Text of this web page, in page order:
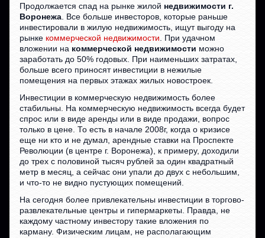
Продолжается спад на рынке жилой недвижимости г.
Воронежа . Все больше инвесторов, которые раньше
инвестировали в жилую недвижимость, ищут выгоду на
рынке коммерческой недвижимости . При удачном
вложении на коммерческой недвижимости можно
заработать до 50% годовых. При наименьших затратах,
больше всего приносят инвестиции в нежилые
помещения на первых этажах жилых новостроек.
Инвестиции в коммерческую недвижимость более
стабильны. На коммерческую недвижимость всегда будет
спрос или в виде аренды или в виде продажи, вопрос
только в цене. То есть в начале 2008г, когда о кризисе
еще ни кто и не думал, арендные ставки на Проспекте
Революции (в центре г. Воронежа), к примеру, доходили
до трех с половиной тысяч рублей за один квадратный
метр в месяц, а сейчас они упали до двух с небольшим,
и что-то не видно пустующих помещений.
На сегодня более привлекательны инвестиции в торгово-
развлекательные центры и гипермаркеты. Правда, не
каждому частному инвестору такие вложения по
карману. Физическим лицам, не располагающим